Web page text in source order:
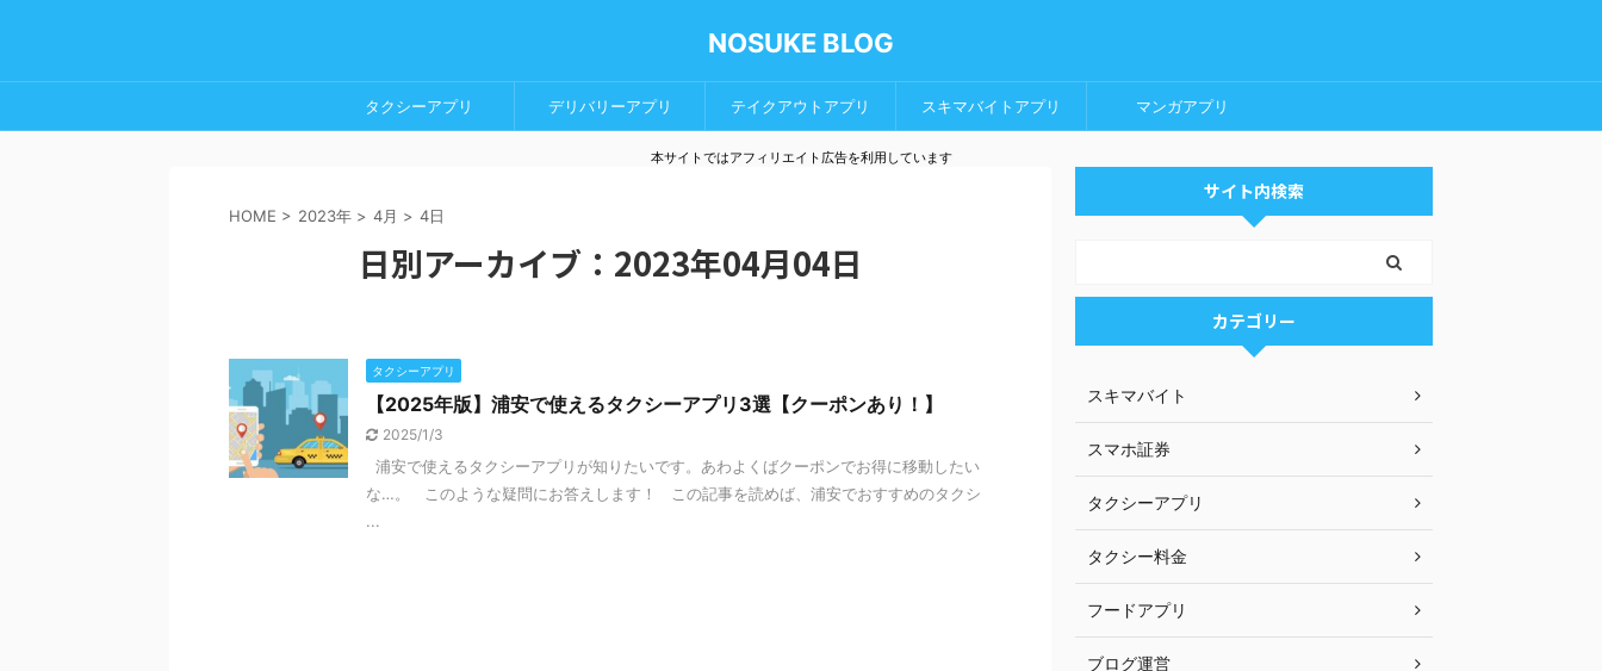
NOSUKE BLOG
タクシーアプリ デリバリーアプリ テイクアウトアプリ スキマバイトアプリ マンガアプリ
本サイトではアフィリエイト広告を利用しています
HOME > 2023年 > 4月 > 4日
日別アーカイブ：2023年04月04日
タクシーアプリ
【2025年版】浦安で使えるタクシーアプリ3選【クーポンあり！】
2025/1/3
浦安で使えるタクシーアプリが知りたいです。あわよくばクーポンでお得に移動したい
な…。 このような疑問にお答えします！ この記事を読めば、浦安でおすすめのタクシ
...
サイト内検索
カテゴリー
スキマバイト
スマホ証券
タクシーアプリ
タクシー料金
フードアプリ
ブログ運営